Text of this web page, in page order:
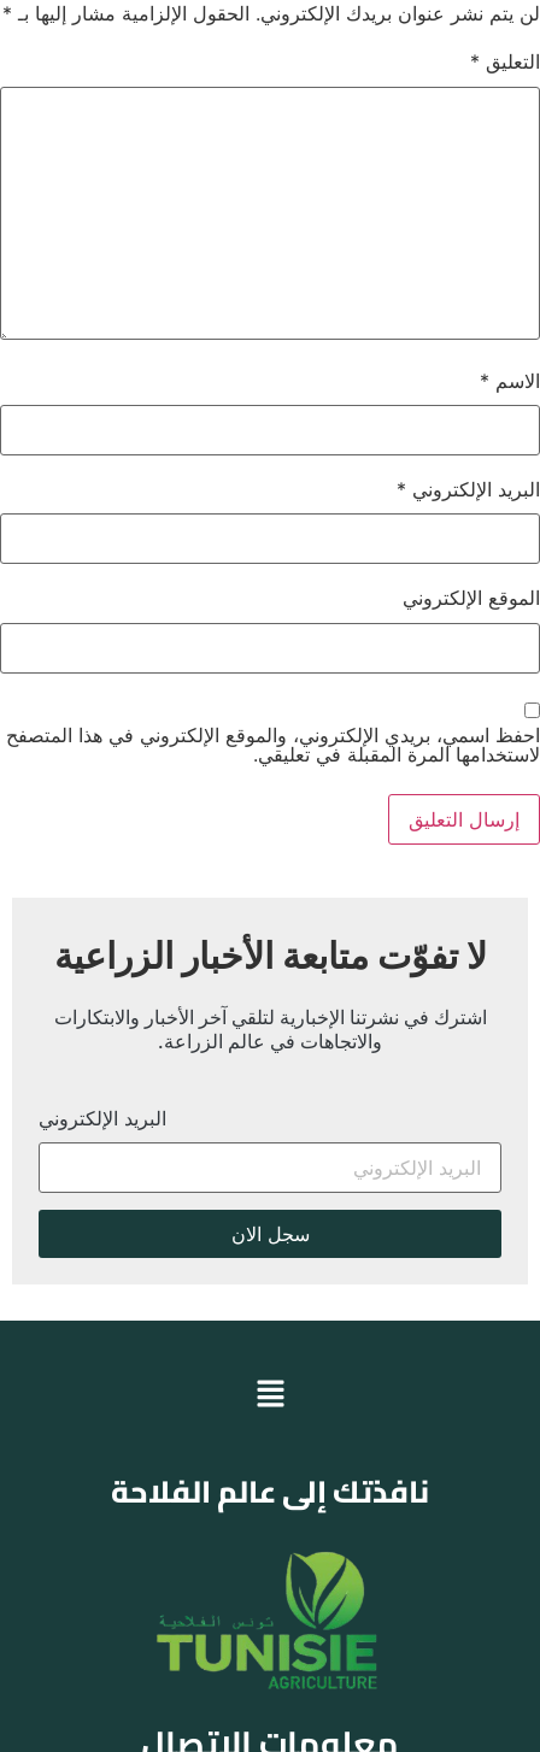
لن يتم نشر عنوان بريدك الإلكتروني. الحقول الإلزامية مشار إليها بـ *
التعليق *
الاسم *
البريد الإلكتروني *
الموقع الإلكتروني
احفظ اسمي، بريدي الإلكتروني، والموقع الإلكتروني في هذا المتصفح
لاستخدامها المرة المقبلة في تعليقي.
لا تفوّت متابعة الأخبار الزراعية
اشترك في نشرتنا الإخبارية لتلقي آخر الأخبار والابتكارات
والاتجاهات في عالم الزراعة.
البريد الإلكتروني
نافذتك إلى عالم الفلاحة